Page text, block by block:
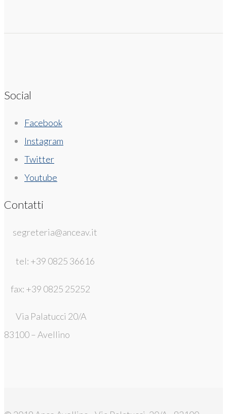
Social
Facebook
Instagram
Twitter
Youtube
Contatti
segreteria@anceav.it
tel: +39 0825 36616
fax: +39 0825 25252
Via Palatucci 20/A
83100 – Avellino